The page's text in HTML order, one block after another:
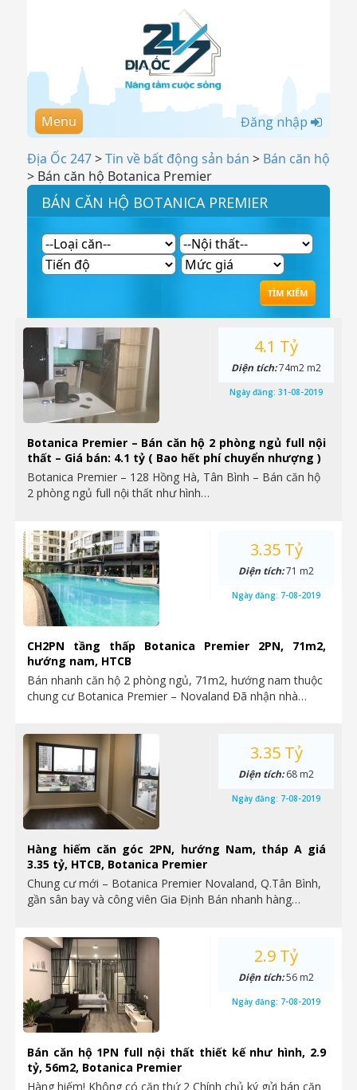
Menu Đăng nhập
Địa Ốc 247>Tin về bất động sản bán > Bán căn hộ
> Bán căn hộ Botanica Premier
BÁN CĂN HỘ BOTANICA PREMIER
Botanica Premier – Bán căn hộ 2 phòng ngủ full nội
thất – Giá bán: 4.1 tỷ ( Bao hết phí chuyển nhượng )
Botanica Premier – 128 Hồng Hà, Tân Bình – Bán căn hộ
2 phòng ngủ full nội thất như hình…
4.1 Tỷ
Diện tích:74m2 m2
Ngày đăng: 31-08-2019
CH2PN tầng thấp Botanica Premier 2PN, 71m2,
hướng nam, HTCB
Bán nhanh căn hộ 2 phòng ngủ, 71m2, hướng nam thuộc
chung cư Botanica Premier – Novaland Đã nhận nhà…
3.35 Tỷ
Diện tích:71 m2
Ngày đăng: 7-08-2019
Hàng hiếm căn góc 2PN, hướng Nam, tháp A giá
3.35 tỷ, HTCB, Botanica Premier
Chung cư mới – Botanica Premier Novaland, Q.Tân Bình,
gần sân bay và công viên Gia Định Bán nhanh hàng…
3.35 Tỷ
Diện tích:68 m2
Ngày đăng: 7-08-2019
Bán căn hộ 1PN full nội thất thiết kế như hình, 2.9
tỷ, 56m2, Botanica Premier
Hàng hiếm! Không có căn thứ 2 Chính chủ ký gửi bán căn
2.9 Tỷ
Diện tích:56 m2
Ngày đăng: 7-08-2019